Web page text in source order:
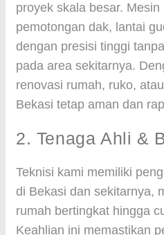
proyek skala besar.
pemotongan dak, lantai
dengan presisi tinggi
pada area sekitarnya.
renovasi rumah, ruko,
Bekasi tetap aman dan
2. Tenaga Ahli &
Teknisi kami memiliki
di Bekasi dan sekitarnya,
rumah bertingkat hingga
Keahlian ini memastikan